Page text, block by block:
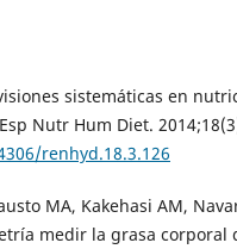
sistemáticas en
Nutr Hum Diet.
renhyd.18.3.126
MA, Kakehasi AM,
medir la grasa corporal